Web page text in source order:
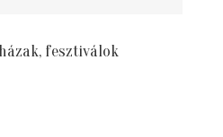
fesztiválok